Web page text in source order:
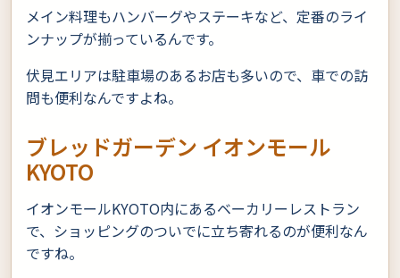
メイン料理もハンバーグやステーキなど、定番のライ
ンナップが揃っているんです。
伏見エリアは駐車場のあるお店も多いので、車での訪
問も便利なんですよね。
ブレッドガーデン イオンモール
KYOTO
イオンモールKYOTO内にあるベーカリーレストラン
で、ショッピングのついでに立ち寄れるのが便利なん
ですね。